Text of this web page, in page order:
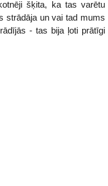
šķita, ka tas varētu
strādāja un vai tad mums
- tas bija ļoti prātīgi